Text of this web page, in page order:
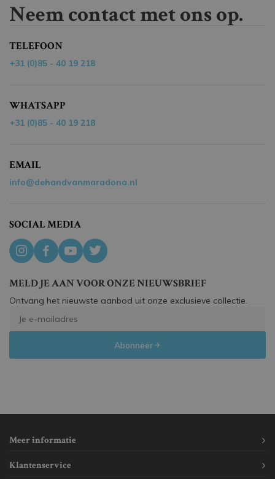
Neem contact met ons op.
TELEFOON
+31 (0)85 - 40 19 218
WHATSAPP
+31 (0)85 - 40 19 218
EMAIL
info@dehandvanmaradona.nl
SOCIAL MEDIA
MELD JE AAN VOOR ONZE NIEUWSBRIEF
Ontvang het nieuwste aanbod uit onze exclusieve collectie.
Abonneer
Meer informatie
Klantenservice